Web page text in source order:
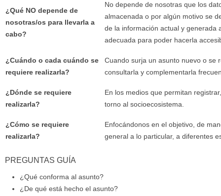
¿Qué NO depende de
nosotras/os para llevarla a
cabo?
No depende de nosotras que los
almacenada o por algún motivo se
de la información actual y generada
adecuada para poder hacerla
¿Cuándo o cada cuándo se
requiere realizarla?
Cuando surja un asunto nuevo o se
consultarla y complementarla
¿Dónde se requiere
realizarla?
En los medios que permitan
torno al socioecosistema.
¿Cómo se requiere
realizarla?
Enfocándonos en el objetivo, de
general a lo particular, a diferentes
PREGUNTAS GUÍA
¿Qué conforma al asunto?
¿De qué está hecho el asunto?